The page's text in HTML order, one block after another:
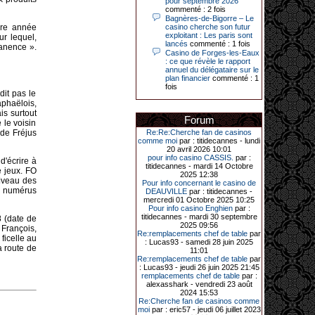
année
lequel,
».
pas le
surtout
le voisin
Fréjus
à
jeux. FO
des
(date de
ficelle au
route de
Le plus gros gain gagné depuis plus
de 20 ans dans l’établissement.
31-03-2026|
Série de jackpots au casino JOA de
Gujan-Mestras : ce mois de mars a
été fructueux pour quelques
une machine à sous pour une mise
initiale de 5,28 €. Puis quelques
jours plus tard, le vendredi 27 mars,
un joueur a décroché 12 086 euros
sur une autre machine à sous.
Enfin, troisième et dernier jackpot,
record cette fois-ci, le samedi 28
mars dernier. Quelque 111 322
euros ont été remportés sur la table
d’Ultimate Texas Hold’em Poker,
grâce à une mise de 5 euros sur la
case bonus et une quinte flush
royale. Ces gains ont été annoncés
dans un communiqué diffusé par le
casino ce lundi 30 mars en soirée.
11-01-2026|
Dimanche 11 janvier, en soirée, une
cliente retraitée de 78 ans, habitant
Trémuson, a eu l’énorme surprise
commenté : 2 fois
Bagnères-de-Bigorre – Le
casino cherche son futur
exploitant : Les paris sont
lancés commenté : 1 fois
Casino de Forges-les-Eaux
: ce que révèle le rapport
annuel du délégataire sur le
plan financier commenté : 1
fois
Forum
Re:Re:Cherche fan de casinos
comme moi par : titidecannes - lundi
20 avril 2026 10:01
pour info casino CASSIS. par :
titidecannes - mardi 14 Octobre
2025 12:38
Pour info concernant le casino de
DEAUVILLE par : titidecannes -
mercredi 01 Octobre 2025 10:25
Pour info casino Enghienpar :
titidecannes - mardi 30 septembre
2025 09:56
Re:remplacements chef de table par
: Lucas93 - samedi 28 juin 2025
11:01
Re:remplacements chef de table par
: Lucas93 - jeudi 26 juin 2025 21:45
remplacements chef de tablepar :
alexasshark - vendredi 23 août
2024 15:53
Re:Cherche fan de casinos comme
moipar : eric57 - jeudi 06 juillet 2023